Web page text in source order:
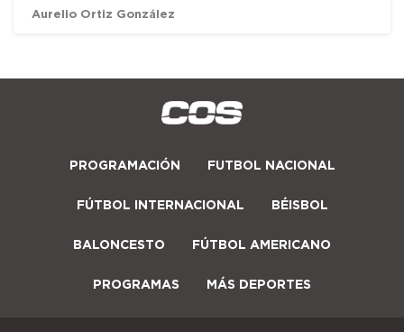
Aurelio Ortiz González
PROGRAMACIÓN FUTBOL NACIONAL
FÚTBOL INTERNACIONAL BÉISBOL
BALONCESTO FÚTBOL AMERICANO
PROGRAMAS MÁS DEPORTES